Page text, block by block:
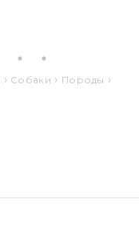
› Собаки › Породы ›